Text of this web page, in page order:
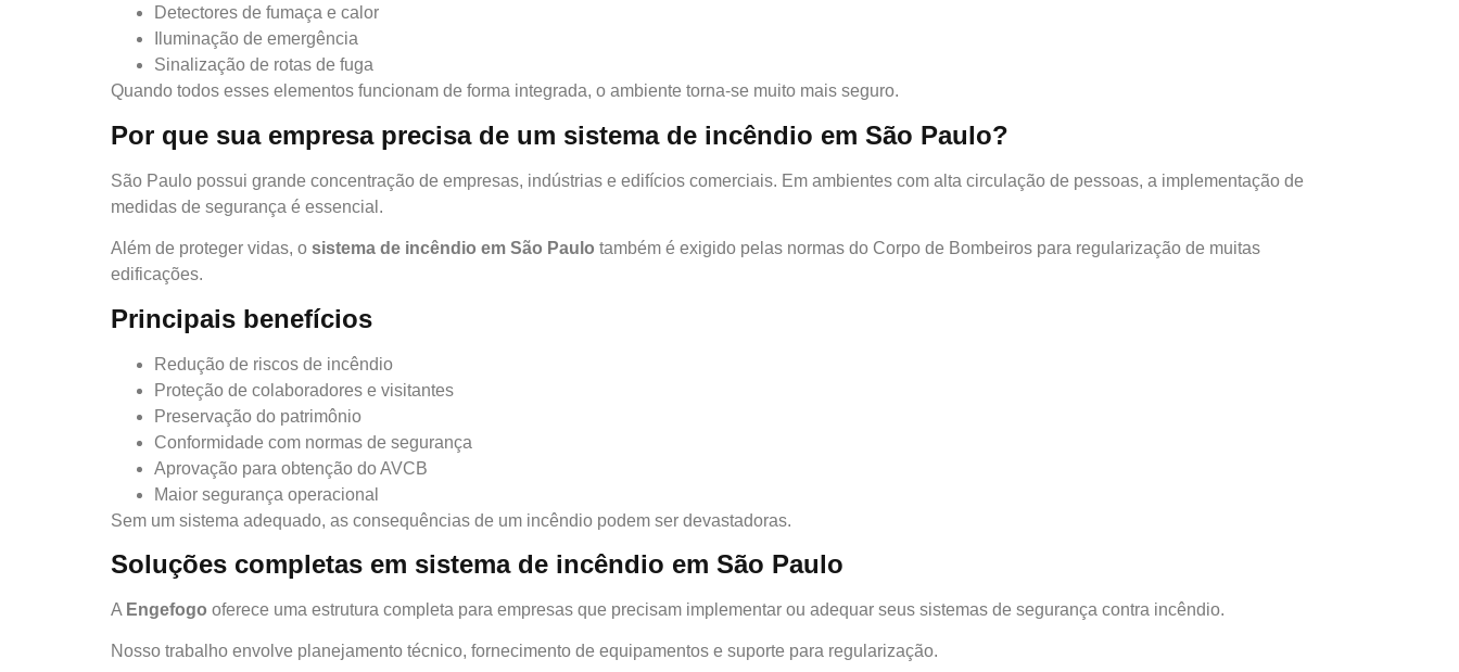
Detectores de fumaça e calor
Iluminação de emergência
Sinalização de rotas de fuga
Quando todos esses elementos funcionam de forma integrada, o ambiente torna-se muito mais seguro.
Por que sua empresa precisa de um sistema de incêndio em São Paulo?
São Paulo possui grande concentração de empresas, indústrias e edifícios comerciais. Em ambientes com alta circulação de pessoas, a implementação de
medidas de segurança é essencial.
Além de proteger vidas, o sistema de incêndio em São Paulo também é exigido pelas normas do Corpo de Bombeiros para regularização de muitas
edificações.
Principais benefícios
Redução de riscos de incêndio
Proteção de colaboradores e visitantes
Preservação do patrimônio
Conformidade com normas de segurança
Aprovação para obtenção do AVCB
Maior segurança operacional
Sem um sistema adequado, as consequências de um incêndio podem ser devastadoras.
Soluções completas em sistema de incêndio em São Paulo
A Engefogo oferece uma estrutura completa para empresas que precisam implementar ou adequar seus sistemas de segurança contra incêndio.
Nosso trabalho envolve planejamento técnico, fornecimento de equipamentos e suporte para regularização.